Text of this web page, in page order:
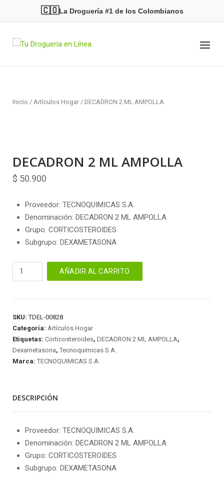
🇨🇴La Droguería #1 de los Colombianos
Home Menu
Inicio / Artículos Hogar / DECADRON 2 ML AMPOLLA
DECADRON 2 ML AMPOLLA
$ 50.900
Proveedor: TECNOQUIMICAS S.A.
Denominación: DECADRON 2 ML AMPOLLA
Grupo: CORTICOSTEROIDES
Subgrupo: DEXAMETASONA
DECADRON
AMPOLLA
AÑADIR AL CARRITO
SKU:TDEL-00828
Categoría: Artículos Hogar
Etiquetas: Corticosteroides, DECADRON 2 ML AMPOLLA,
Dexametasona, Tecnoquimicas S.A.
Marca: TECNOQUIMICAS S.A.
DESCRIPCIÓN
Proveedor: TECNOQUIMICAS S.A.
Denominación: DECADRON 2 ML AMPOLLA
Grupo: CORTICOSTEROIDES
Subgrupo: DEXAMETASONA